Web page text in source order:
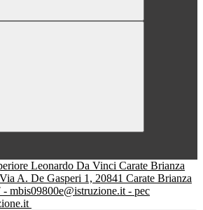
Via A. De Gasperi 1, 20841 Carate Brianza
mbis09800e@istruzione.it - pec